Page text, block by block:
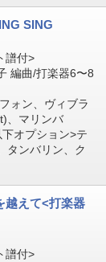
SING
譜付>
編曲/打楽器6〜8
ォン、ヴィブラ
、マリンバ
オプション>テ
タンバリン、ク
越えて<打楽器
譜付>